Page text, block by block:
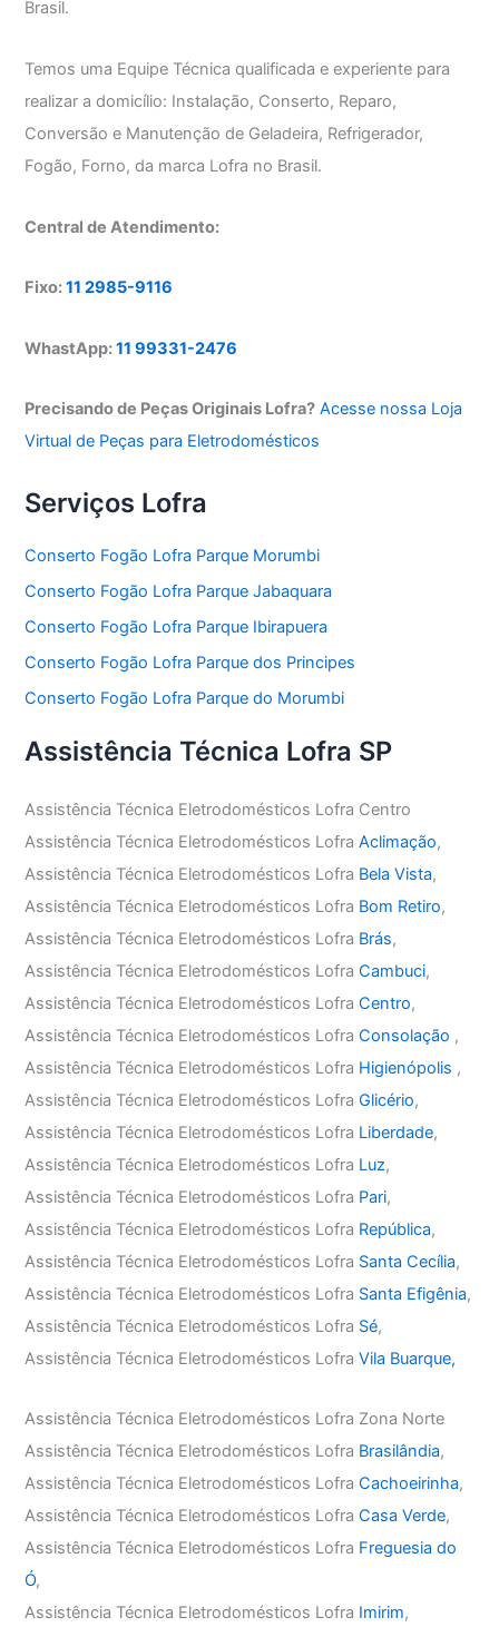
Brasil.
Temos uma Equipe Técnica qualificada e experiente para
realizar a domicílio: Instalação, Conserto, Reparo,
Conversão e Manutenção de Geladeira, Refrigerador,
Fogão, Forno, da marca Lofra no Brasil.
Central de Atendimento:
Fixo:11 2985-9116
WhastApp:11 99331-2476
Precisando de Peças Originais Lofra? Acesse nossa Loja
Virtual de Peças para Eletrodomésticos
Serviços Lofra
Conserto Fogão Lofra Parque Morumbi
Conserto Fogão Lofra Parque Jabaquara
Conserto Fogão Lofra Parque Ibirapuera
Conserto Fogão Lofra Parque dos Principes
Conserto Fogão Lofra Parque do Morumbi
Assistência Técnica Lofra SP
Assistência Técnica Eletrodomésticos Lofra Centro
Assistência Técnica Eletrodomésticos LofraAclimação,
Assistência Técnica Eletrodomésticos Lofra Bela Vista,
Assistência Técnica Eletrodomésticos Lofra Bom Retiro,
Assistência Técnica Eletrodomésticos Lofra Brás,
Assistência Técnica Eletrodomésticos LofraCambuci,
Assistência Técnica Eletrodomésticos LofraCentro,
Assistência Técnica Eletrodomésticos LofraConsolação ,
Assistência Técnica Eletrodomésticos Lofra Higienópolis ,
Assistência Técnica Eletrodomésticos LofraGlicério,
Assistência Técnica Eletrodomésticos Lofra Liberdade,
Assistência Técnica Eletrodomésticos Lofra Luz,
Assistência Técnica Eletrodomésticos Lofra Pari,
Assistência Técnica Eletrodomésticos Lofra República,
Assistência Técnica Eletrodomésticos Lofra Santa Cecília,
Assistência Técnica Eletrodomésticos Lofra Santa Efigênia,
Assistência Técnica Eletrodomésticos Lofra Sé,
Assistência Técnica Eletrodomésticos LofraVila Buarque,
Assistência Técnica Eletrodomésticos Lofra Zona Norte
Assistência Técnica Eletrodomésticos Lofra Brasilândia,
Assistência Técnica Eletrodomésticos LofraCachoeirinha,
Assistência Técnica Eletrodomésticos LofraCasa Verde,
Assistência Técnica Eletrodomésticos Lofra Freguesia do
Ó,
Assistência Técnica Eletrodomésticos Lofra Imirim,